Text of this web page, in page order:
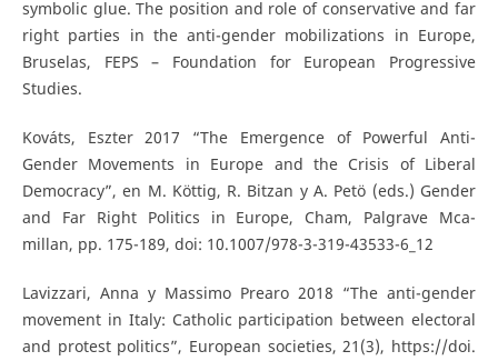
symbolic glue. The position and role of conservative and far
right parties in the anti-gender mobilizations in Europe,
Bruselas, FEPS – Foundation for European Progressive
Studies.
Kováts, Eszter 2017 “The Emergence of Powerful Anti-
Gender Movements in Europe and the Crisis of Liberal
Democracy”, en M. Köttig, R. Bitzan y A. Petö (eds.) Gender
and Far Right Politics in Europe, Cham, Palgrave Mca-
millan, pp. 175-189, doi: 10.1007/978-3-319-43533-6_12
Lavizzari, Anna y Massimo Prearo 2018 “The anti-gender
movement in Italy: Catholic participation between electoral
and protest politics”, European societies, 21(3), https://doi.